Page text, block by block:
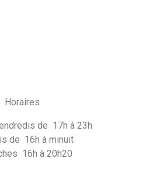
Horaires
de 17h à 23h
de 16h à minuit
16h à 20h20